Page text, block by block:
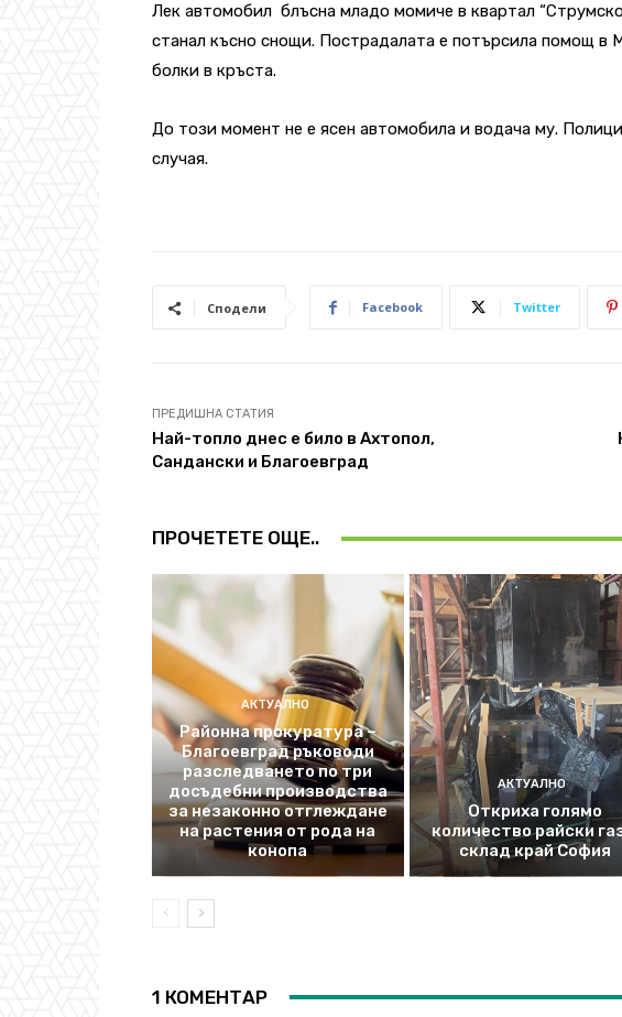
Лек автомобил блъсна младо момиче в квартал
станал късно снощи. Пострадалата е потърсила помощ в
болки в кръста.
До този момент не е ясен автомобила и водача му.
случая.
Сподели Facebook Twitter
ПРЕДИШНА СТАТИЯ
Най-топло днес е било в Ахтопол,
Сандански и Благоевград
ПРОЧЕТЕТЕ ОЩЕ..
АКТУАЛНО
Районна прокуратура –
Благоевград ръководи
разследването по три
досъдебни производства
за незаконно отглеждане
на растения от рода на
конопа
АКТУАЛНО
Откриха голямо
количество райски
склад край София
1 КОМЕНТАР